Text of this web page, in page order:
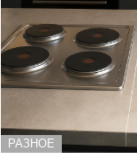
РАЗНОЕ